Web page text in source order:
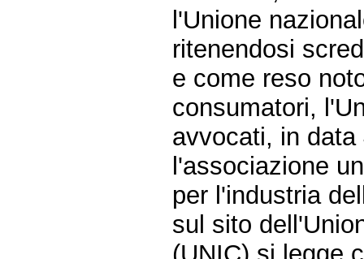
l'Unione
ritenendosi
e come reso
consumatori,
avvocati, in
l'associazione
per l'industria
sul sito